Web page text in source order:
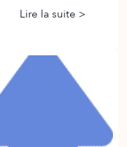
Lire la suite >